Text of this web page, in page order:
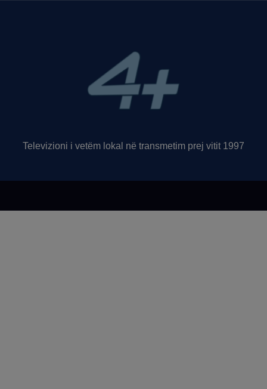
Televizioni i vetëm lokal në transmetim prej vitit 1997